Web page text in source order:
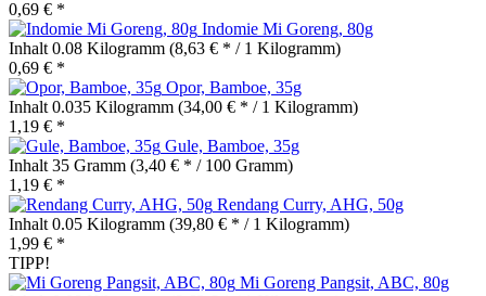
0,69 € *
Indomie Mi Goreng, 80g
Inhalt 0.08 Kilogramm (8,63 € * / 1 Kilogramm)
0,69 € *
Opor, Bamboe, 35g
Inhalt 0.035 Kilogramm (34,00 € * / 1 Kilogramm)
1,19 € *
Gule, Bamboe, 35g
Inhalt 35 Gramm (3,40 € * / 100 Gramm)
1,19 € *
Rendang Curry, AHG, 50g
Inhalt 0.05 Kilogramm (39,80 € * / 1 Kilogramm)
1,99 € *
TIPP!
Mi Goreng Pangsit, ABC, 80g